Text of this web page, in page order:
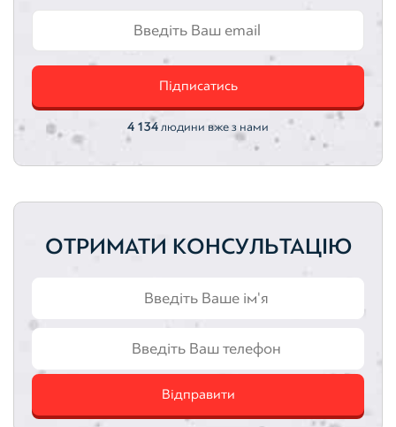
Автотранспортні засоби
Оцінка акцій Оцінка облігацій
Підписатись
4 134 людини вже з нами
ОТРИМАТИ КОНСУЛЬТАЦІЮ
Відправити